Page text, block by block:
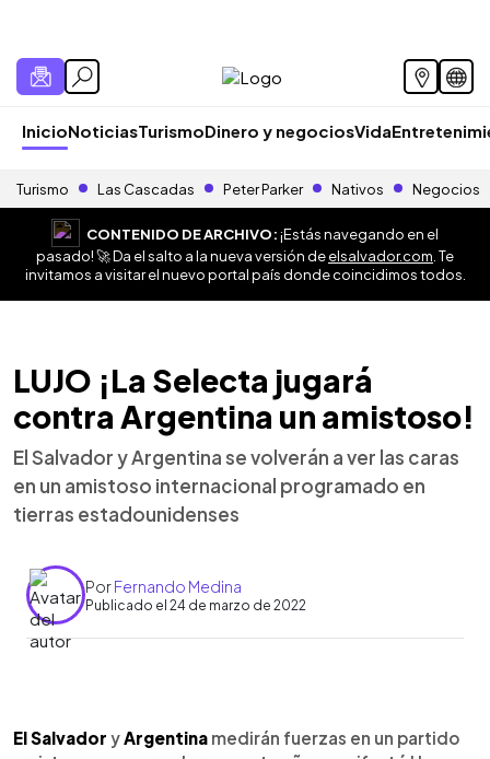
InicioNoticiasTurismoDinero y negociosVida
Turismo Las Cascadas Peter Parker Nativos Negocios
CONTENIDO DE ARCHIVO:¡Estás navegando en el
pasado! 🚀 Da el salto a la nueva versión deelsalvador.com . Te
invitamos a visitar el nuevo portal país donde coincidimos todos.
LUJO ¡La Selecta jugará
contra Argentina un amistoso!
El Salvador y Argentina se volverán a ver las caras
en un amistoso internacional programado en
tierras estadounidenses
PorFernando Medina
Publicado el 24 de marzo de 2022
Escuchar artículo
El Salvador yArgentina medirán fuerzas en un partido